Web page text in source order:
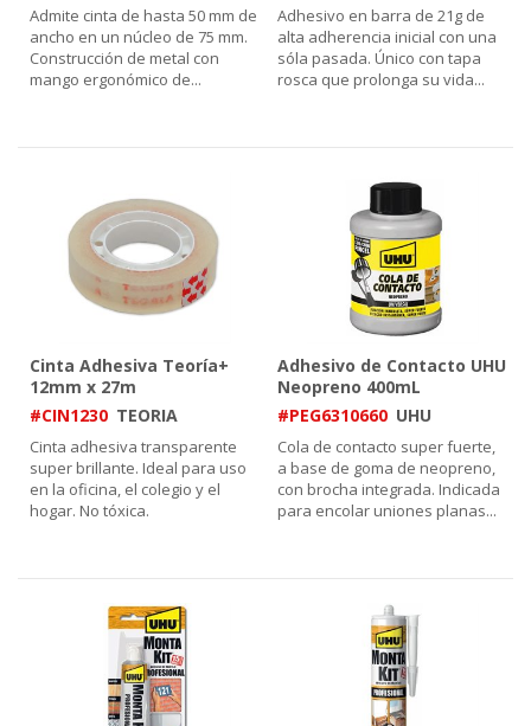
Admite cinta de hasta 50 mm de
ancho en un núcleo de 75 mm.
Construcción de metal con
mango ergonómico de...
Adhesivo en barra de 21g de
alta adherencia inicial con una
sóla pasada. Único con tapa
rosca que prolonga su vida...
Cinta Adhesiva Teoría+
12mm x 27m
#CIN1230 TEORIA
Cinta adhesiva transparente
super brillante. Ideal para uso
en la oficina, el colegio y el
hogar. No tóxica.
Adhesivo de Contacto UHU
Neopreno 400mL
#PEG6310660 UHU
Cola de contacto super fuerte,
a base de goma de neopreno,
con brocha integrada. Indicada
para encolar uniones planas...